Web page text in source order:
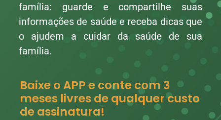
família: guarde e compartilhe suas
informações de saúde e receba dicas que
o ajudem a cuidar da saúde de sua
família.
Baixe o APP e conte com 3
meses livres de qualquer custo
de assinatura!